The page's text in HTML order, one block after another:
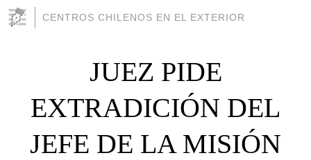
CENTROS CHILENOS EN EL EXTERIOR
JUEZ PIDE
EXTRADICIÓN DEL
JEFE DE LA MISIÓN